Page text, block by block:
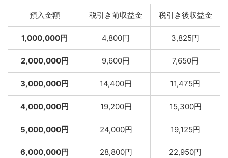
預入金額 税引き前収益金 税引き後収益金
1,000,000円 4,800円 3,825円
2,000,000円 9,600円 7,650円
3,000,000円 14,400円 11,475円
4,000,000円 19,200円 15,300円
5,000,000円 24,000円 19,125円
6,000,000円 28,800円 22,950円